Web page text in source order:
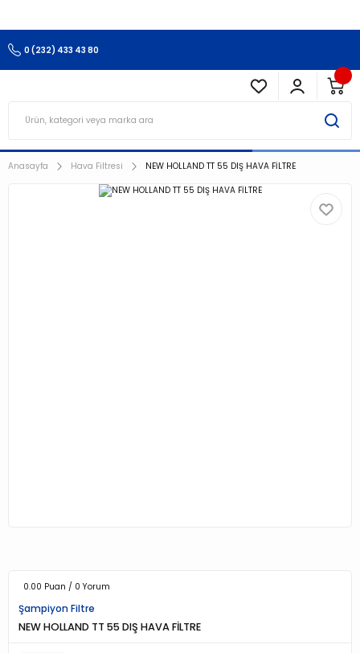
0 (232) 433 43 80
Anasayfa Hava Filtresi NEW HOLLAND TT 55 DIŞ HAVA FİLTRE
0.00 Puan / 0 Yorum
Şampiyon Filtre
NEW HOLLAND TT 55 DIŞ HAVA FİLTRE